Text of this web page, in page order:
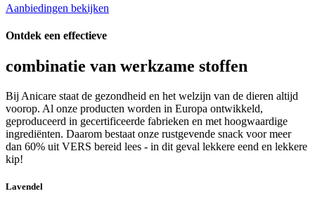
Aanbiedingen bekijken
Ontdek een effectieve
combinatie van werkzame stoffen
Bij Anicare staat de gezondheid en het welzijn van de dieren altijd
voorop. Al onze producten worden in Europa ontwikkeld,
geproduceerd in gecertificeerde fabrieken en met hoogwaardige
ingrediënten. Daarom bestaat onze rustgevende snack voor meer
dan 60% uit VERS bereid lees - in dit geval lekkere eend en lekkere
kip!
Lavendel